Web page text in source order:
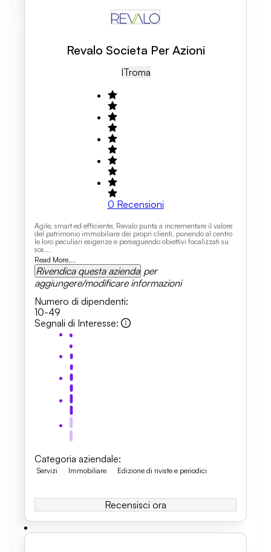
Revalo Societa Per Azioni
ITRoma
0 Recensioni
Agile, smart ed efficiente, Revalo punta a incrementare il valore
del patrimonio immobiliare dei propri clienti, ponendo al centro
le loro peculiari esigenze e perseguendo obiettivi focalizzati su
sos...
Read More...
Rivendica questa azienda per
aggiungere/modificare informazioni
Numero di dipendenti:
10-49
Segnali di Interesse:
Categoria aziendale:
Servizi Immobiliare Edizione di riviste e periodici
Recensisci ora